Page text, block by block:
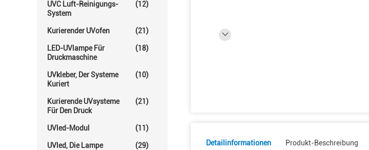
UVC Luft-Reinigungs-
System
(12)
Kurierender UVofen (21)
LED-UVlampe Für
Druckmaschine
(18)
UVkleber, Der Systeme
Kuriert
(10)
Kurierende UVsysteme
Für Den Druck
(21)
UVled-Modul (11)
UVled, Die Lampe
(29) Detailinformationen Produkt-Beschreibung